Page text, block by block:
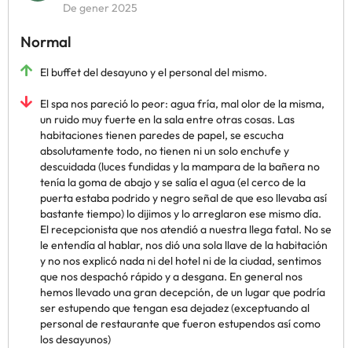
De gener 2025
Normal
El buffet del desayuno y el personal del mismo.
El spa nos pareció lo peor: agua fría, mal olor de la misma,
un ruido muy fuerte en la sala entre otras cosas. Las
habitaciones tienen paredes de papel, se escucha
absolutamente todo, no tienen ni un solo enchufe y
descuidada (luces fundidas y la mampara de la bañera no
tenía la goma de abajo y se salía el agua (el cerco de la
puerta estaba podrido y negro señal de que eso llevaba así
bastante tiempo) lo dijimos y lo arreglaron ese mismo día.
El recepcionista que nos atendió a nuestra llega fatal. No se
le entendía al hablar, nos dió una sola llave de la habitación
y no nos explicó nada ni del hotel ni de la ciudad, sentimos
que nos despachó rápido y a desgana. En general nos
hemos llevado una gran decepción, de un lugar que podría
ser estupendo que tengan esa dejadez (exceptuando al
personal de restaurante que fueron estupendos así como
los desayunos)